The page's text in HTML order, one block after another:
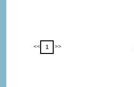
<< 1 >>